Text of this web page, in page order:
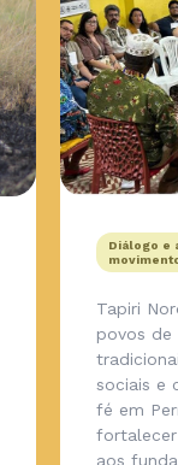
Diálogo e
Tapiri
povos de
sociais e
fé em
aos